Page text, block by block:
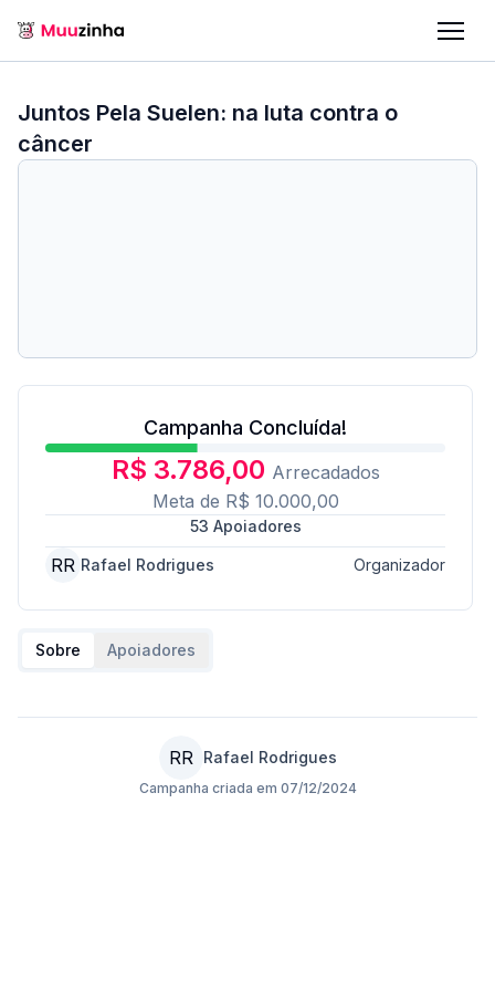
Juntos Pela Suelen: na luta contra o
câncer
Campanha Concluída!
R$ 3.786,00 Arrecadados
Meta de R$ 10.000,00
53 Apoiadores
RR Rafael Rodrigues Organizador
Sobre Apoiadores
RR Rafael Rodrigues
Campanha criada em 07/12/2024